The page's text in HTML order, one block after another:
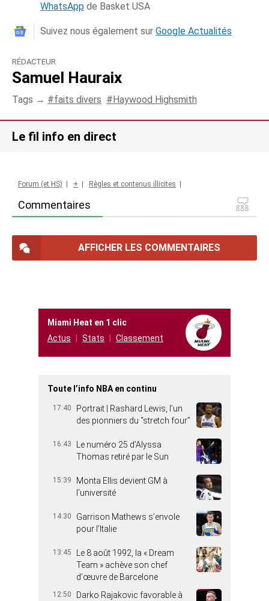
WhatsApp de Basket USA
Suivez nous également sur Google Actualités
RÉDACTEUR
Samuel Hauraix
Tags → faits divers Haywood Highsmith
Le fil info en direct
Commentaires
Forum (et HS) + Règles et contenus illicites
AFFICHER LES COMMENTAIRES
Miami Heat en 1 clic
Actus
Stats Classement
Toute l’info NBA en continu
17:40
Portrait | Rashard Lewis, l’un
des pionniers du “stretch four”
16:43
Le numéro 25 d’Alyssa
Thomas retiré par le Sun
15:39
Monta Ellis devient GM à
l’université
14:30
Garrison Mathews s’envole
pour l’Italie
13:45
Le 8 août 1992, la « Dream
Team » achève son chef
d’œuvre de Barcelone
12:50
Darko Rajakovic favorable à